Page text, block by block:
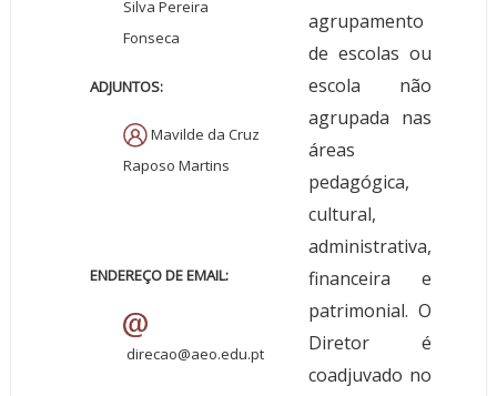
Silva Pereira
Fonseca
ADJUNTOS:
Mavilde da Cruz
Raposo Martins
ENDEREÇO DE EMAIL:
direcao@aeo.edu.pt
agrupamento
de escolas ou
escola não
agrupada nas
áreas
pedagógica,
cultural,
administrativa,
financeira e
patrimonial.O
Diretor é
coadjuvado no